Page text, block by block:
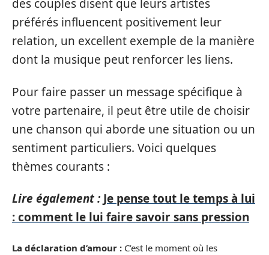
des couples disent que leurs artistes
préférés influencent positivement leur
relation, un excellent exemple de la manière
dont la musique peut renforcer les liens.
Pour faire passer un message spécifique à
votre partenaire, il peut être utile de choisir
une chanson qui aborde une situation ou un
sentiment particuliers. Voici quelques
thèmes courants :
Lire également : Je pense tout le temps à lui
: comment le lui faire savoir sans pression
La déclaration d’amour : C’est le moment où les